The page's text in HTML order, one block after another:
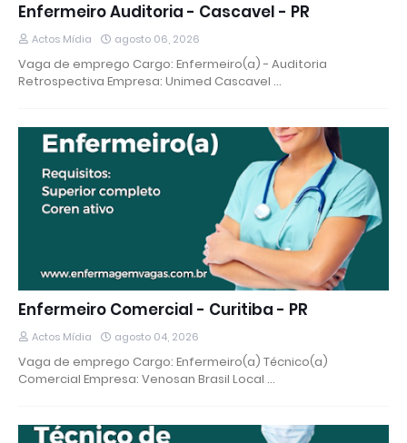
Enfermeiro Auditoria - Cascavel - PR
Actos Mídia agosto 06, 2026
Vaga de emprego Cargo: Enfermeiro(a) - Auditoria
Retrospectiva Empresa: Unimed Cascavel …
Enfermeiro Comercial - Curitiba - PR
Actos Mídia agosto 04, 2026
Vaga de emprego Cargo: Enfermeiro(a) Técnico(a)
Comercial Empresa: Venosan Brasil Local …